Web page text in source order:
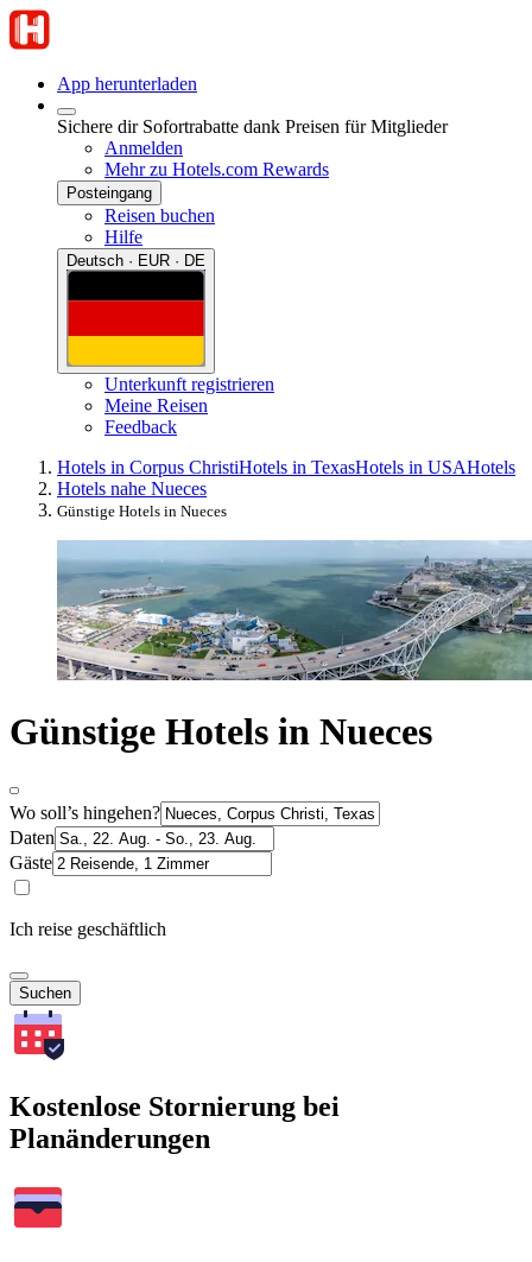
App herunterladen
Sichere dir Sofortrabatte dank Preisen für Mitglieder
Anmelden
Mehr zu Hotels.com Rewards
Posteingang
Reisen buchen
Hilfe
Deutsch · EUR · DE
Unterkunft registrieren
Meine Reisen
Feedback
Hotels in Corpus ChristiHotels in TexasHotels in USAHotels
Hotels nahe Nueces
Günstige Hotels in Nueces
Günstige Hotels in Nueces
Wo soll’s hingehen?
Daten
Gäste
Ich reise geschäftlich
Suchen
Kostenlose Stornierung bei
Planänderungen